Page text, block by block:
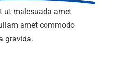
ut malesuada amet
amet commodo
gravida.